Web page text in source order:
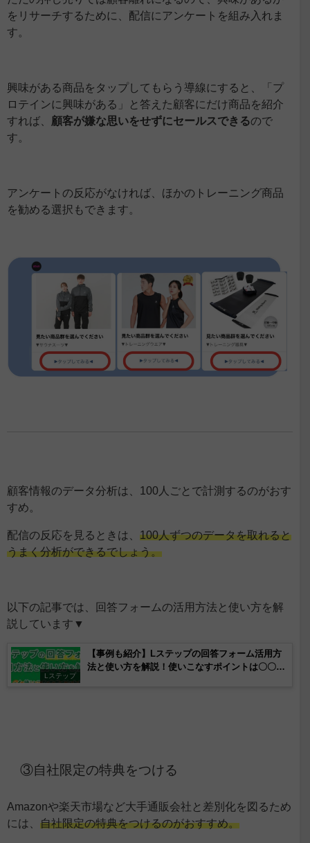
をリサーチするために、配信にアンケートを組み入れま
す。
興味がある商品をタップしてもらう導線にすると、「プ
ロテインに興味がある」と答えた顧客にだけ商品を紹介
すれば、
顧客が嫌な思いをせずにセールスできるので
す。
アンケートの反応がなければ、ほかのトレーニング商品
を勧める選択もできます。
顧客情報のデータ分析は、100人ごとで計測するのがおす
すめ。
配信の反応を見るときは、 100人ずつのデータを取れると
うまく分析ができるでしょう。
以下の記事では、回答フォームの活用方法と使い方を解
説しています▼
Lステップ
【事例も紹介】Lステップの回答フォーム活用方
法と使い方を解説！使いこなすポイントは〇〇
③自社限定の特典をつける
Amazonや楽天市場など大手通販会社と差別化を図るため
には、 自社限定の特典をつけるのがおすすめ。